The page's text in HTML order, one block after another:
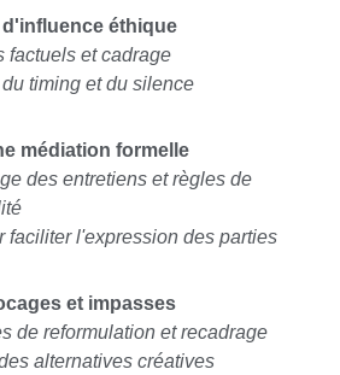
éthique
factuels et cadrage
timing et du silence
médiation formelle
des entretiens et règles de
faciliter l'expression des parties
et impasses
de reformulation et recadrage
alternatives créatives